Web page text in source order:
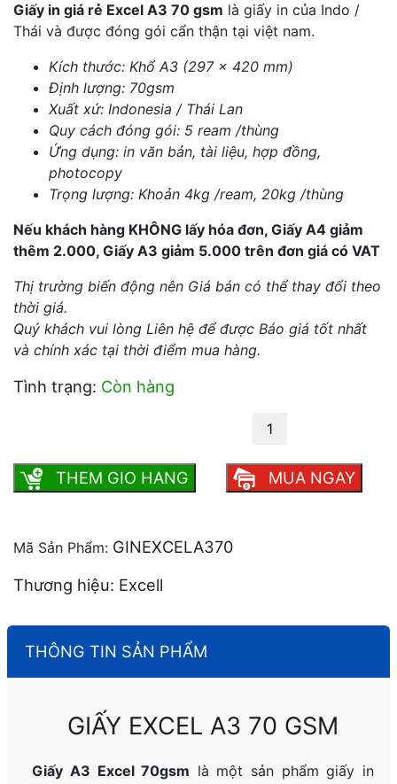
Giấy in giá rẻ Excel A3 70 gsm là giấy in của Indo /
Thái và được đóng gói cẩn thận tại việt nam.
Kích thước: Khổ A3 (297 x 420 mm)
Định lượng: 70gsm
Xuất xứ: Indonesia / Thái Lan
Quy cách đóng gói: 5 ream /thùng
Ứng dụng: in văn bản, tài liệu, hợp đồng,
photocopy
Trọng lượng: Khoản 4kg /ream, 20kg /thùng
Nếu khách hàng KHÔNG lấy hóa đơn, Giấy A4 giảm
thêm 2.000, Giấy A3 giảm 5.000 trên đơn giá có VAT
Thị trường biến động nên Giá bán có thể thay đổi theo
thời giá.
Quý khách vui lòng Liên hệ để được Báo giá tốt nhất
và chính xác tại thời điểm mua hàng.
Tình trạng: Còn hàng
THEM GIO HANG MUA NGAY
Mã Sản Phẩm: GINEXCELA370
Thương hiệu: Excell
THÔNG TIN SẢN PHẨM
GIẤY EXCEL A3 70 GSM
Giấy A3 Excel 70gsm là một sản phẩm giấy in